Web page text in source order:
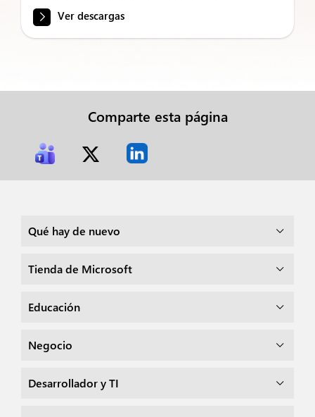
Ver descargas
Comparte esta página
Qué hay de nuevo
Tienda de Microsoft
Educación
Negocio
Desarrollador y TI